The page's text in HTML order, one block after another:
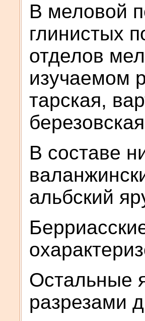
В меловой
глинистых
отделов
изучаемом
тарская,
В составе
альбский
Остальные
разрезами